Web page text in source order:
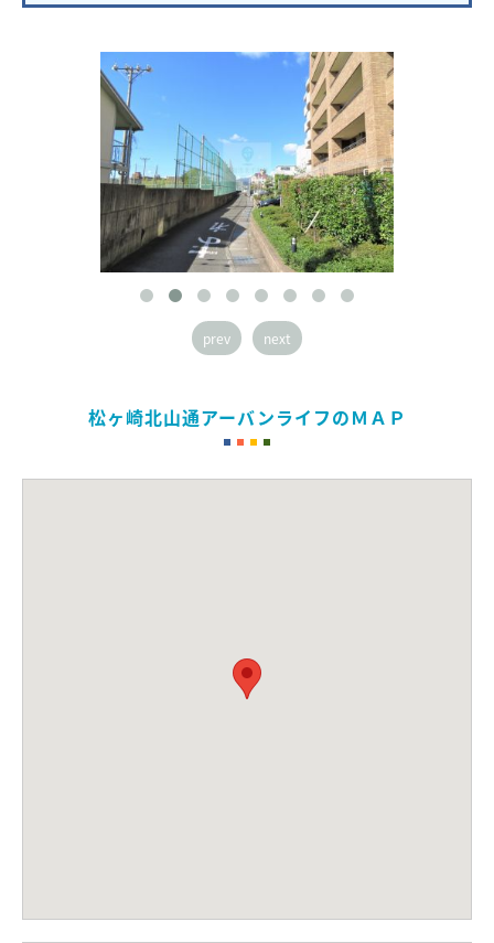
prev next
松ヶ崎北山通アーバンライフのＭＡＰ